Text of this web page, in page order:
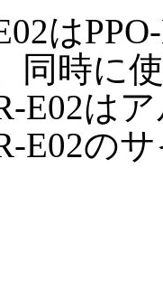
は
同時に
E02は
E02の